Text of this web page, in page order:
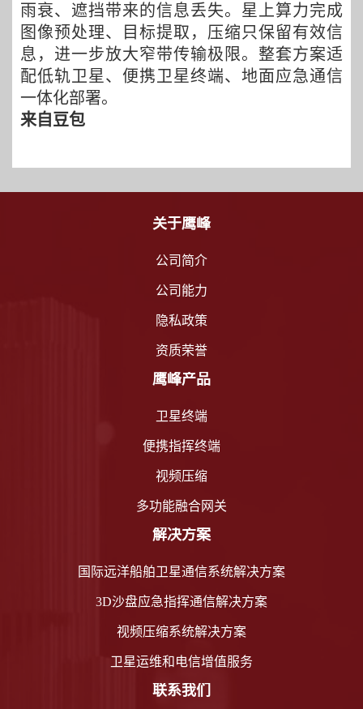
雨衰、遮挡带来的信息丢失。 星上算力完成
图像预处理、目标提取，压缩只保留有效信
息，进一步放大窄带传输极限。 整套方案适
配低轨卫星、便携卫星终端、地面应急通信
一体化部署。
来自豆包
关于鹰峰
公司简介
公司能力
隐私政策
资质荣誉
鹰峰产品
卫星终端
便携指挥终端
视频压缩
多功能融合网关
解决方案
国际远洋船舶卫星通信系统解决方案
3D沙盘应急指挥通信解决方案
视频压缩系统解决方案
卫星运维和电信增值服务
联系我们